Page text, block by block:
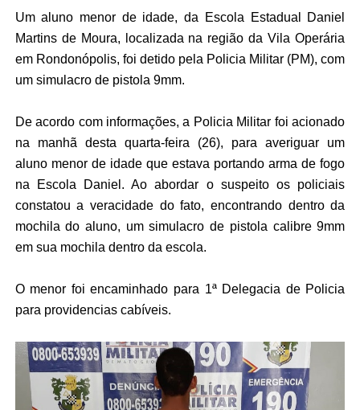
Um aluno menor de idade, da Escola Estadual Daniel
Martins de Moura, localizada na região da Vila Operária
em Rondonópolis, foi detido pela Policia Militar (PM), com
um simulacro de pistola 9mm.
De acordo com informações, a Policia Militar foi acionado
na manhã desta quarta-feira (26), para averiguar um
aluno menor de idade que estava portando arma de fogo
na Escola Daniel. Ao abordar o suspeito os policiais
constatou a veracidade do fato, encontrando dentro da
mochila do aluno, um simulacro de pistola calibre 9mm
em sua mochila dentro da escola.
O menor foi encaminhado para 1ª Delegacia de Policia
para providencias cabíveis.